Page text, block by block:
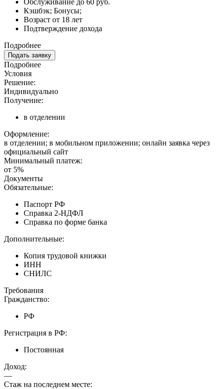
Кэшбэк; Бонусы;
Возраст от 18 лет
Подтверждение дохода
Подробнее
Подать заявку
Подробнее
Условия
Решение:
Индивидуально
Получение:
в отделении
Оформление:
в отделении; в мобильном приложении; онлайн заявка через
официальный сайт
Минимальный платеж:
от 5%
Документы
Обязательные:
Паспорт РФ
Справка 2-НДФЛ
Справка по форме банка
Дополнительные:
Копия трудовой книжки
ИНН
СНИЛС
Требования
Гражданство:
РФ
Регистрация в РФ:
Постоянная
Доход:
—
Стаж на последнем месте: